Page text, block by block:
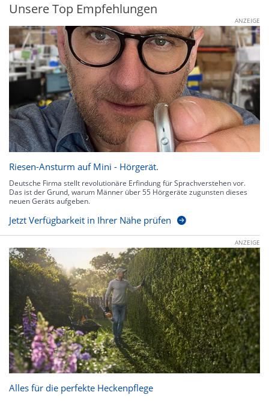
Unsere Top Empfehlungen
ANZEIGE
Riesen-Ansturm auf Mini - Hörgerät.
Deutsche Firma stellt revolutionäre Erfindung für Sprachverstehen vor.
Das ist der Grund, warum Männer über 55 Hörgeräte zugunsten dieses
neuen Geräts aufgeben.
Jetzt Verfügbarkeit in Ihrer Nähe prüfen
ANZEIGE
Alles für die perfekte Heckenpflege